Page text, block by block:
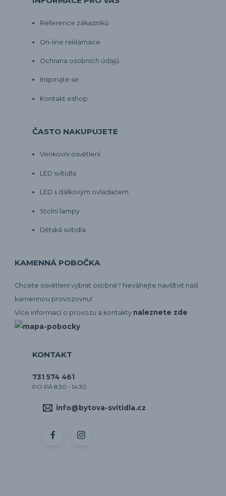
Reference zákazníků
On-line reklamace
Ochrana osobních údajů
Inspirujte se
Kontakt eshop
ČASTO NAKUPUJETE
Venkovní osvětlení
LED svítidla
LED s dálkovým ovladačem
Stolní lampy
Dětská svítidla
KAMENNÁ POBOČKA
Chcete osvětlení vybrat osobně? Neváhejte navšítvit naší
kamennou provozovnu!
Více informací o provozu a kontakty naleznete zde
KONTAKT
731 574 461
PO-PÁ 8:30 - 14:30
info@bytova-svitidla.cz